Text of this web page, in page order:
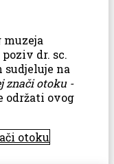
muzeja
dr. sc.
sudjeluje na
znači otoku -
održati ovog
otoku